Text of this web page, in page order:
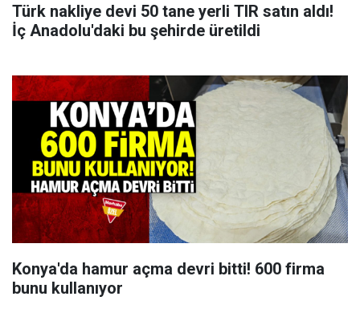
Türk nakliye devi 50 tane yerli TIR satın aldı!
İç Anadolu'daki bu şehirde üretildi
Konya'da hamur açma devri bitti! 600 firma
bunu kullanıyor